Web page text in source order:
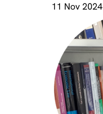
11 Nov 2024